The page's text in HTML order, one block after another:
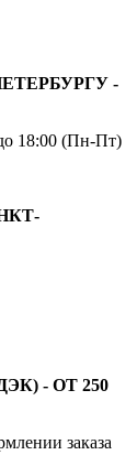
-
18:00 (Пн-Пт)
- ОТ 250
заказа